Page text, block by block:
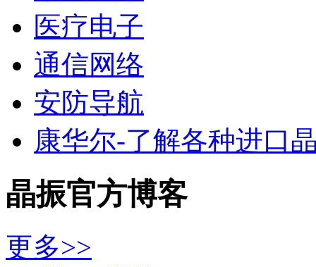
医疗电子
通信网络
安防导航
康华尔-了解各种进口
晶振官方博客
更多>>